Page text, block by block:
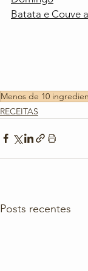
Batata e Couve
Menos de 10
RECEITAS
Posts recentes